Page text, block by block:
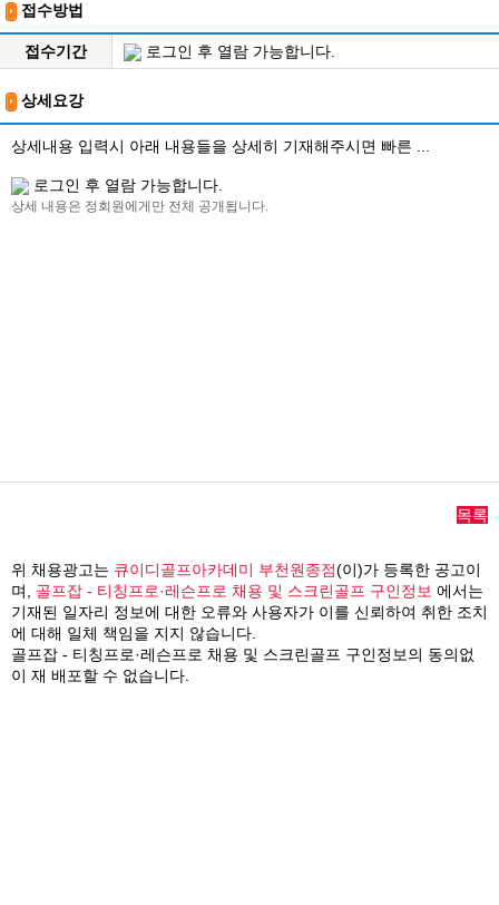
접수방법
접수기간 로그인 후 열람 가능합니다.
상세요강
상세내용 입력시 아래 내용들을 상세히 기재해주시면 빠른 ...
로그인 후 열람 가능합니다.
상세 내용은 정회원에게만 전체 공개됩니다.
목록
위 채용광고는 큐이디골프아카데미 부천원종점(이)가 등록한 공고이
며, 골프잡 - 티칭프로·레슨프로 채용 및 스크린골프 구인정보 에서는
기재된 일자리 정보에 대한 오류와 사용자가 이를 신뢰하여 취한 조치
에 대해 일체 책임을 지지 않습니다.
골프잡 - 티칭프로·레슨프로 채용 및 스크린골프 구인정보의 동의없
이 재 배포할 수 없습니다.